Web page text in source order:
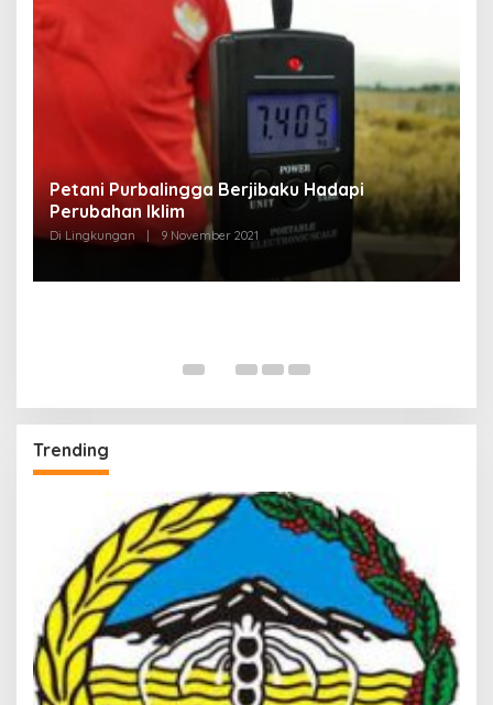
Petani Purbalingga Berjibaku Hadapi
Perubahan Iklim
Di Lingkungan | 9 November 2021
Trending